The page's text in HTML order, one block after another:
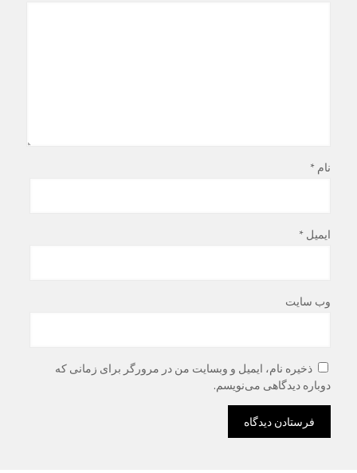
نام*
ایمیل*
وب‌ سایت
ذخیره نام، ایمیل و وبسایت من در مرورگر برای زمانی که
دوباره دیدگاهی می‌نویسم.